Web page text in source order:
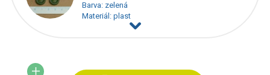
Barva: zelená
Materiál: plast